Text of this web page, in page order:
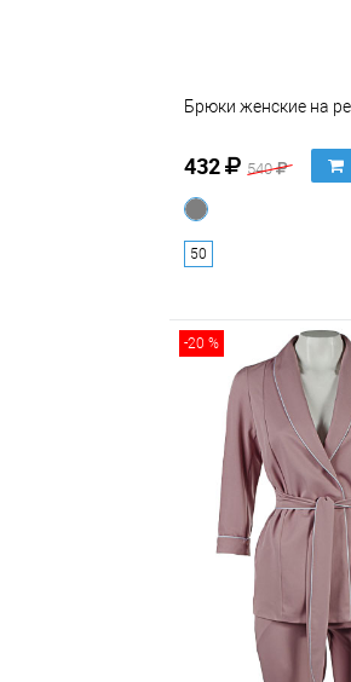
Брюки женские на
432 540
50
-20 %